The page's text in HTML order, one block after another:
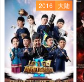
2016 大陆